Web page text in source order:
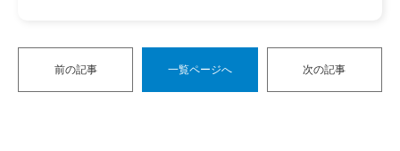
前の記事 一覧ページへ 次の記事